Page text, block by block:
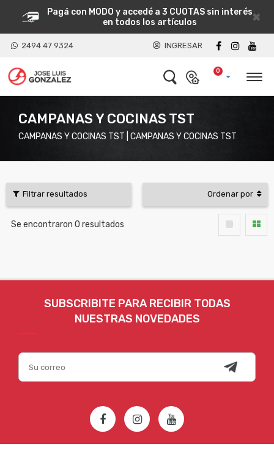
×
Pagá con MODO y accedé a 3 CUOTAS sin interés
en todos los artículos
2494 47 9324 INGRESAR
0
CAMPANAS Y COCINAS TST
CAMPANAS Y COCINAS TST | CAMPANAS Y COCINAS TST
Filtrar resultados Ordenar por
Se encontraron 0 resultados
SUBSCRIBITE PARA RECIBIR TODAS
NUESTRAS NOVEDADES